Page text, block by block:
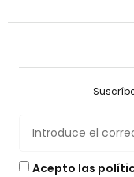
Acepto las